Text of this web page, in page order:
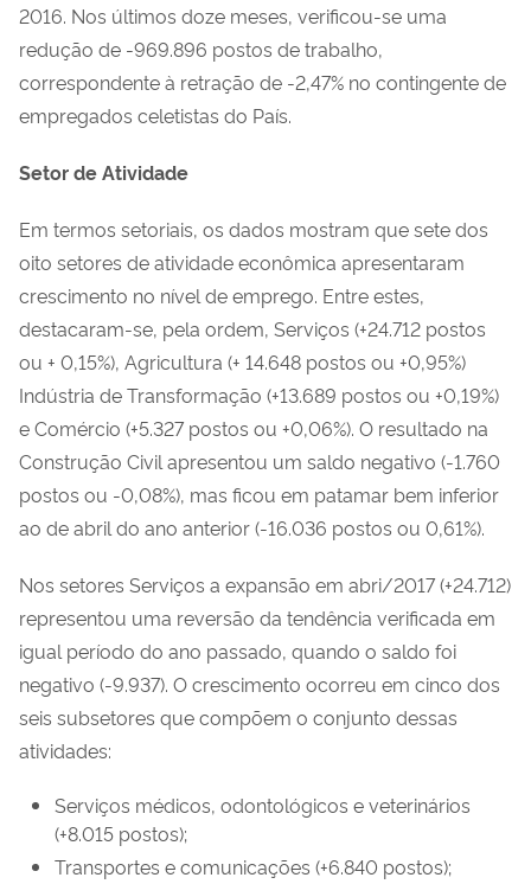
2016. Nos últimos doze meses, verificou-se uma
redução de -969.896 postos de trabalho,
correspondente à retração de -2,47% no contingente de
empregados celetistas do País.
Setor de Atividade
Em termos setoriais, os dados mostram que sete dos
oito setores de atividade econômica apresentaram
crescimento no nível de emprego. Entre estes,
destacaram-se, pela ordem, Serviços (+24.712 postos
ou + 0,15%), Agricultura (+ 14.648 postos ou +0,95%)
Indústria de Transformação (+13.689 postos ou +0,19%)
e Comércio (+5.327 postos ou +0,06%). O resultado na
Construção Civil apresentou um saldo negativo (-1.760
postos ou -0,08%), mas ficou em patamar bem inferior
ao de abril do ano anterior (-16.036 postos ou 0,61%).
Nos setores Serviços a expansão em abri/2017 (+24.712)
representou uma reversão da tendência verificada em
igual período do ano passado, quando o saldo foi
negativo (-9.937). O crescimento ocorreu em cinco dos
seis subsetores que compõem o conjunto dessas
atividades:
Serviços médicos, odontológicos e veterinários
(+8.015 postos);
Transportes e comunicações (+6.840 postos);